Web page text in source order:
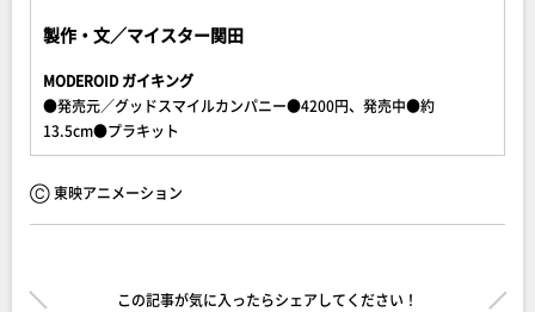
製作・文／マイスター関田
MODEROID ガイキング
●発売元／グッドスマイルカンパニー●4200円、発売中●約
13.5cm●プラキット
Ⓒ 東映アニメーション
この記事が気に入ったらシェアしてください！